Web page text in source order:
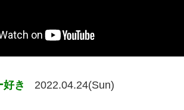
好き 2022.04.24(Sun)